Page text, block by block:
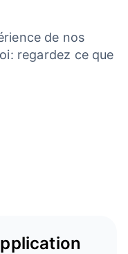
de nos
regardez ce que